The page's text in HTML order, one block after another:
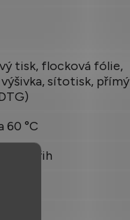
tisk, flocková fólie,
sítotisk, přímý
60 °C
střih